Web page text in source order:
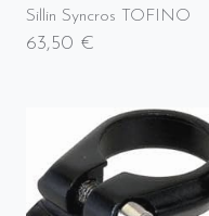
Sillin Syncros TOFINO
63,50 €